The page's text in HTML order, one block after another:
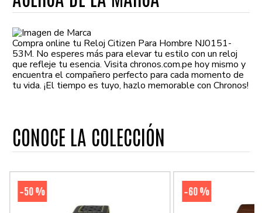
Compra online tu Reloj Citizen Para Hombre NJ0151-
53M. No esperes más para elevar tu estilo con un reloj
que refleje tu esencia. Visita chronos.com.pe hoy mismo y
encuentra el compañero perfecto para cada momento de
tu vida. ¡El tiempo es tuyo, hazlo memorable con Chronos!
CONOCE LA COLECCIÓN
-50 % -60 %